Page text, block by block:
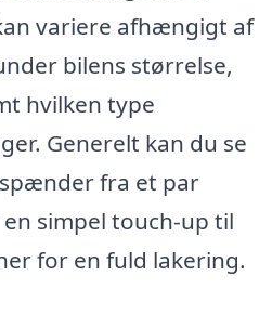
variere afhængigt af
bilens størrelse,
hvilken type
Generelt kan du se
fra et par
simpel touch-up til
for en fuld lakering.